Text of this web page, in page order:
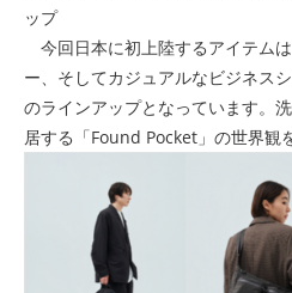
ップ
今回日本に初上陸するアイテム
ー、そしてカジュアルなビジネス
のラインアップとなっています。
居する「Found Pocket」の世界観